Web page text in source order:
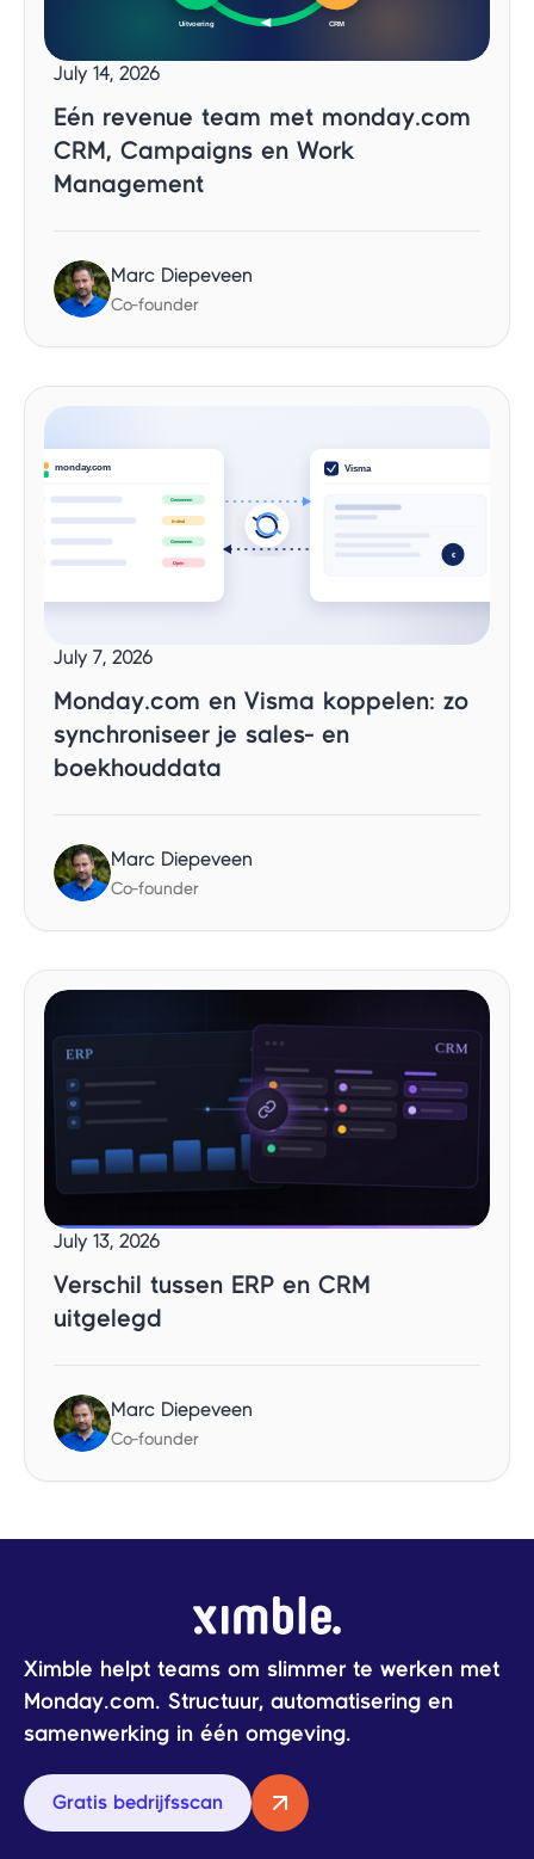
July 14, 2026
Eén revenue team met monday.com
CRM, Campaigns en Work
Management
Marc Diepeveen
Co-founder
July 7, 2026
Monday.com en Visma koppelen: zo
synchroniseer je sales- en
boekhouddata
Marc Diepeveen
Co-founder
July 13, 2026
Verschil tussen ERP en CRM
uitgelegd
Marc Diepeveen
Co-founder
Ximble helpt teams om slimmer te werken met
Monday.com. Structuur, automatisering en
samenwerking in één omgeving.
Gratis bedrijfsscan